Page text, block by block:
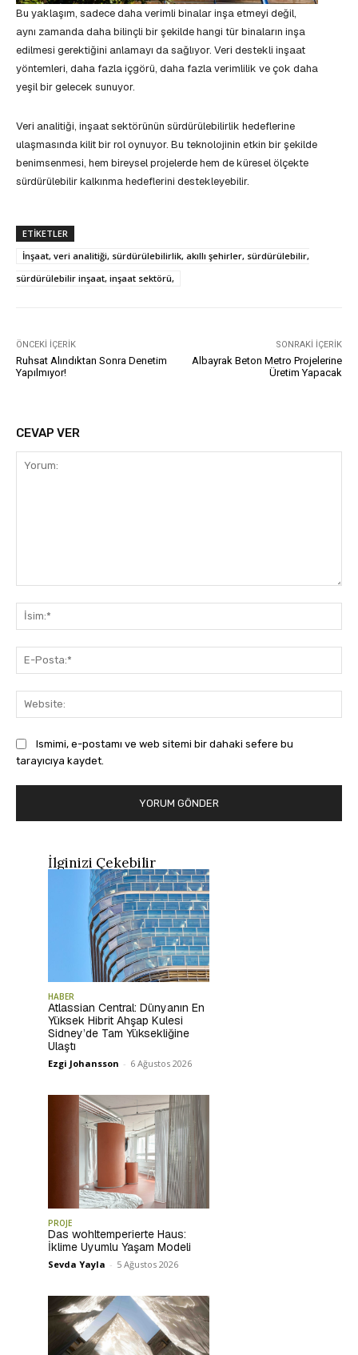
Bu yaklaşım, sadece daha verimli binalar inşa etmeyi değil,
aynı zamanda daha bilinçli bir şekilde hangi tür binaların inşa
edilmesi gerektiğini anlamayı da sağlıyor. Veri destekli inşaat
yöntemleri, daha fazla içgörü, daha fazla verimlilik ve çok daha
yeşil bir gelecek sunuyor.
Veri analitiği, inşaat sektörünün sürdürülebilirlik hedeflerine
ulaşmasında kilit bir rol oynuyor. Bu teknolojinin etkin bir şekilde
benimsenmesi, hem bireysel projelerde hem de küresel ölçekte
sürdürülebilir kalkınma hedeflerini destekleyebilir.
ETIKETLER
İnşaat, veri analitiği, sürdürülebilirlik, akıllı şehirler, sürdürülebilir,
sürdürülebilir inşaat, inşaat sektörü,
ÖNCEKI İÇERIK
Ruhsat Alındıktan Sonra Denetim
Yapılmıyor!
SONRAKI İÇERIK
Albayrak Beton Metro Projelerine
Üretim Yapacak
CEVAP VER
Ismimi, e-postamı ve web sitemi bir dahaki sefere bu
tarayıcıya kaydet.
İlginizi Çekebilir
HABER
Atlassian Central: Dünyanın En
Yüksek Hibrit Ahşap Kulesi
Sidney’de Tam Yüksekliğine
Ulaştı
Ezgi Johansson - 6 Ağustos 2026
PROJE
Das wohltemperierte Haus:
İklime Uyumlu Yaşam Modeli
Sevda Yayla - 5 Ağustos 2026